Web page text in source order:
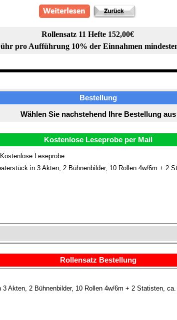
Rollensatz 11 Hefte 152,00€
pro Aufführung 10% der Einnahmen
Bestellung
Wählen Sie nachstehend Ihre Bestellung aus
Kostenlose Leseprobe per Mail
Leseprobe
in 3 Akten, 2 Bühnenbilder, 10 Rollen 4w/6m + 2
Rollensatz Bestellung
Akten, 2 Bühnenbilder, 10 Rollen 4w/6m + 2 Statisten,